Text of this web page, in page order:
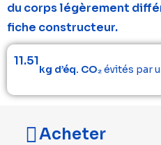
du corps légèrement
fiche constructeur.
11.51
kg d’éq. CO₂évités par
Acheter